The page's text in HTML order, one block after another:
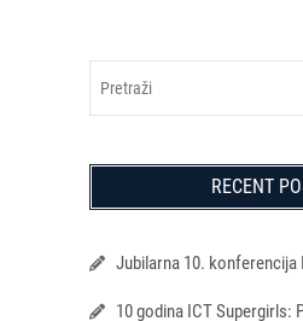
RECENT
Jubilarna 10. konferencija
10 godina ICT Supergirls: